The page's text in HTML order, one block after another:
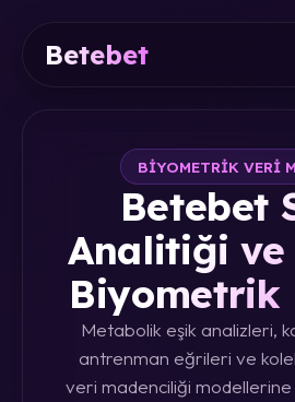
Betebet
BIYOMETRIK VERI
Betebet
Analitiği
Biyometrik
Metabolik eşik analizleri,
antrenman eğrileri ve
veri madenciliği modellerine